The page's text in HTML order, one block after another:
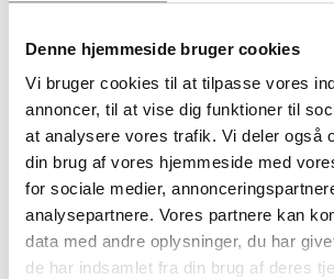
Denne hjemmeside bruger cookies
Vi bruger cookies til at tilpasse vores
annoncer, til at vise dig funktioner til
at analysere vores trafik. Vi deler også
din brug af vores hjemmeside med
for sociale medier,
analysepartnere. Vores partnere kan
data med andre oplysninger, du har
de har indsamlet fra din brug af deres